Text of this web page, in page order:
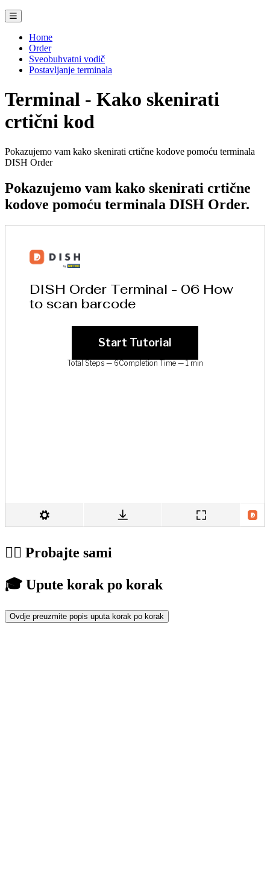
Home
Order
Sveobuhvatni vodič
Postavljanje terminala
Terminal - Kako skenirati
crtični kod
Pokazujemo vam kako skenirati crtične kodove pomoću terminala
DISH Order
Pokazujemo vam kako skenirati crtične
kodove pomoću terminala DISH Order.
👆🏼 Probajte sami
🎓 Upute korak po korak
Ovdje preuzmite popis uputa korak po korak